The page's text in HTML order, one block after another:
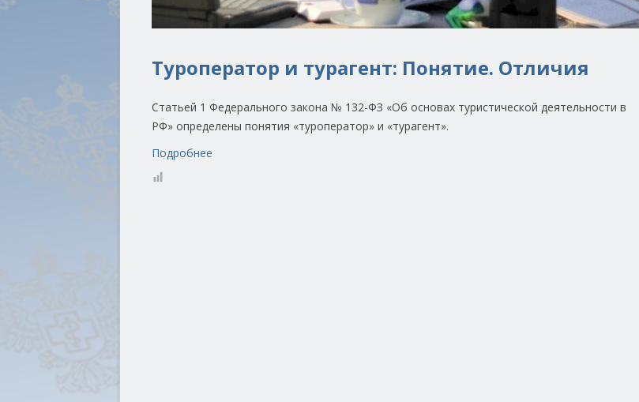
Туроператор и турагент: Понятие. Отличия
Статьей 1 Федерального закона № 132-ФЗ «Об основах туристической деятельности в
РФ» определены понятия «туроператор» и «турагент».
Подробнее